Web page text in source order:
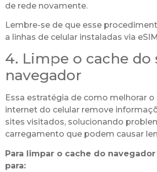
de rede novamente.
Lembre-se de que esse
a linhas de celular instaladas via
4. Limpe o cache do
navegador
Essa estratégia de como melhorar o
internet do celular remove
sites visitados, solucionando
carregamento que podem causar
Para limpar o cache do
para: